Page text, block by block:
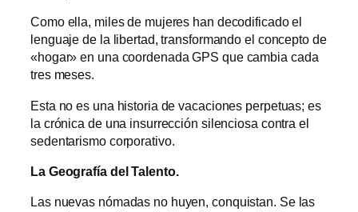
Como ella, miles de mujeres han decodificado el
lenguaje de la libertad, transformando el concepto de
«hogar» en una coordenada GPS que cambia cada
tres meses.
Esta no es una historia de vacaciones perpetuas; es
la crónica de una insurrección silenciosa contra el
sedentarismo corporativo.
La Geografía del Talento.
Las nuevas nómadas no huyen, conquistan. Se las